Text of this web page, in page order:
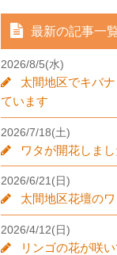
最新の記事一
2026/8/5(水)
太間地区でキバ
ています
2026/7/18(土)
ワタが開花しまし
2026/6/21(日)
太間地区花壇のワ
2026/4/12(日)
リンゴの花が咲